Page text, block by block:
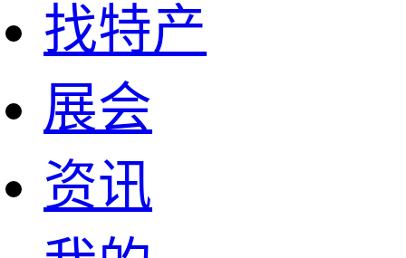
找特产
展会
资讯